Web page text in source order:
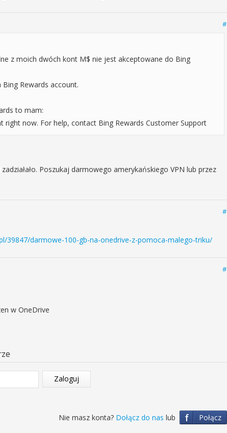
#
z moich dwóch kont M$ nie jest akceptowane do Bing
Bing Rewards account.
to mam:
right now. For help, contact Bing Rewards Customer Support
Poszukaj darmowego amerykańskiego VPN lub przez
#
39847/darmowe-100-gb-na-onedrive-z-pomoca-malego-triku/
#
w OneDrive
Zaloguj
f Połącz
Nie masz konta? Dołącz do nas lub